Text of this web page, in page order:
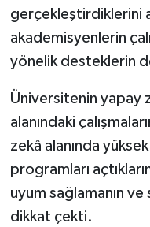
gerçekleştirdiklerini
akademisyenlerin
yönelik desteklerin
Üniversitenin yapay
alanındaki
zekâ alanında
programları
uyum sağlamanın
dikkat çekti.